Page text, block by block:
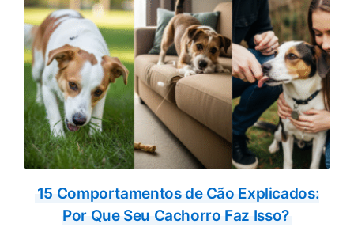
15 Comportamentos de Cão Explicados:
Por Que Seu Cachorro Faz Isso?